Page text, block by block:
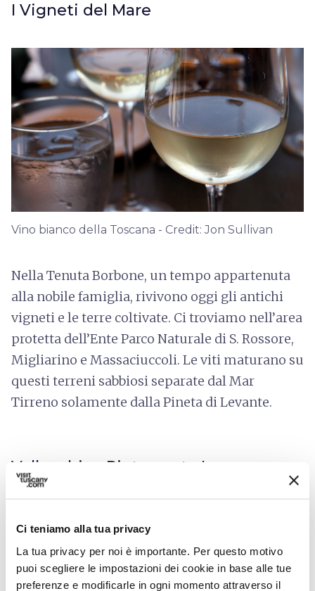
Ci teniamo alla tua privacy
La tua privacy per noi è importante. Per questo motivo
puoi scegliere le impostazioni dei cookie in base alle tue
preferenze e modificarle in ogni momento attraverso il
I Vigneti del Mare
Vino bianco della Toscana - Credit: Jon Sullivan
Nella Tenuta Borbone, un tempo appartenuta
alla nobile famiglia, rivivono oggi gli antichi
vigneti e le terre coltivate. Ci troviamo nell’area
protetta dell’Ente Parco Naturale di S. Rossore,
Migliarino e Massaciuccoli. Le viti maturano su
questi terreni sabbiosi separate dal Mar
Tirreno solamente dalla Pineta di Levante.
Vallecchia - Pietrasanta La
Colombetta
Storicamente conosciuta come la zona vinicola
della Colombetta negli ultimi anni è stata
recuperata con nuovi impianti selezionati tra i